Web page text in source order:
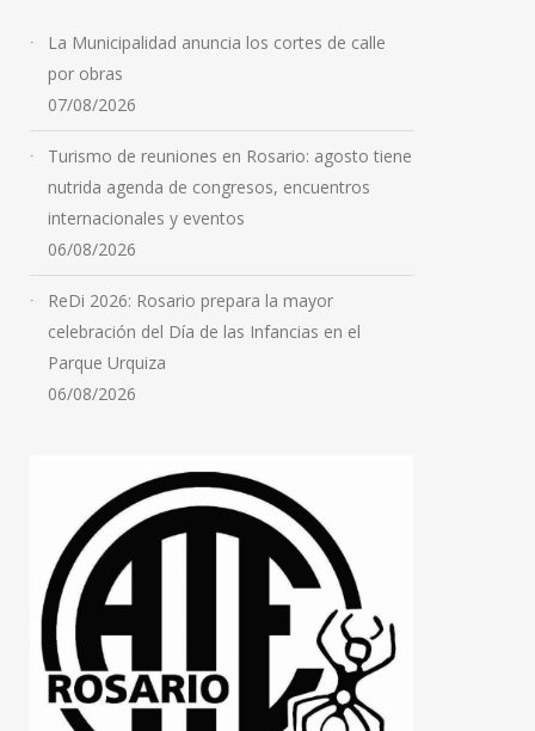
07/08/2026
La Municipalidad anuncia los cortes de calle
por obras
07/08/2026
Turismo de reuniones en Rosario: agosto tiene
nutrida agenda de congresos, encuentros
internacionales y eventos
06/08/2026
ReDi 2026: Rosario prepara la mayor
celebración del Día de las Infancias en el
Parque Urquiza
06/08/2026